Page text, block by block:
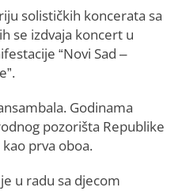
solističkih koncerata sa
se izdvaja koncert u
“Novi Sad –
Godinama
pozorišta Republike
prva oboa.
u radu sa djecom